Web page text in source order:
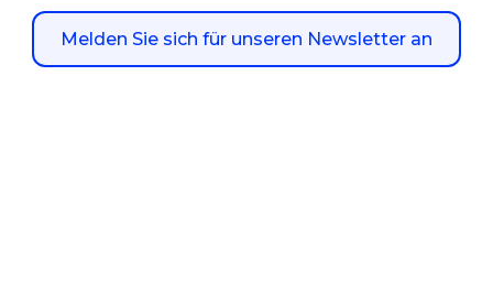
Melden Sie sich für unseren Newsletter an